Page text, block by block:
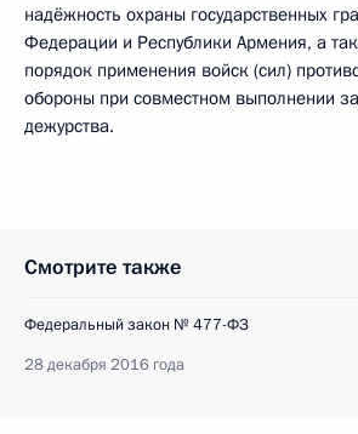
надёжность охраны государственных
Федерации и Республики Армения, а
порядок применения войск (сил)
обороны при совместном выполнении
дежурства.
Смотрите также
Федеральный закон № 477-ФЗ
28 декабря 2016 года